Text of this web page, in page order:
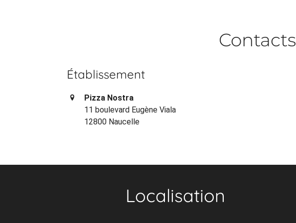
Contacts
Établissement
Pizza Nostra
11 boulevard Eugène Viala
12800 Naucelle
Localisation